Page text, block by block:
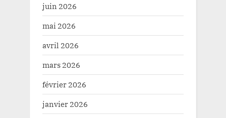
juin 2026
mai 2026
avril 2026
mars 2026
février 2026
janvier 2026